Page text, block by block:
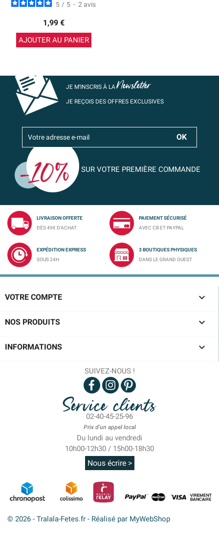
5 / 5 - 2 avis
1,99 €
AJOUTER AU PANIER
JE M’INSCRIS À LANewsletter
JE REÇOIS DES OFFRES EXCLUSIVES
SUR VOTRE PREMIÈRE COMMANDE
LIVRAISON OFFERTE
DÈS 49€ D'ACHAT
PAIEMENT SÉCURISÉ
AVEC CB ET PAYPAL
EXPÉDITION EXPRESS
SOUS 24H
3 BOUTIQUES PHYSIQUES
DANS LE GRAND OUEST
VOTRE COMPTE 
NOS PRODUITS 
INFORMATIONS 
SUIVEZ-NOUS !
Service clients
02-40-45-25-96
Prix d'un appel local
Du lundi au vendredi
10h00-12h30 / 15h00-18h30
Nous écrire >
© 2026 - Tralala-Fetes.fr - Réalisé par MyWebShop